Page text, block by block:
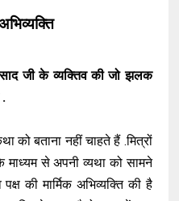
जी के व्यक्तिव की जो झलक
.
बताना नहीं चाहते हैं .मित्रों
से अपनी व्यथा को सामने
की मार्मिक अभिव्यक्ति की है